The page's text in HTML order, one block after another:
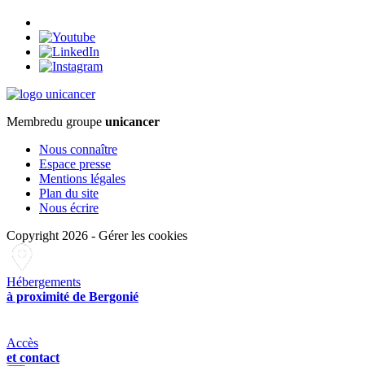
Membredu groupe unicancer
Nous connaître
Espace presse
Mentions légales
Plan du site
Nous écrire
Copyright 2026 - Gérer les cookies
Hébergements
à proximité de Bergonié
Accès
et contact